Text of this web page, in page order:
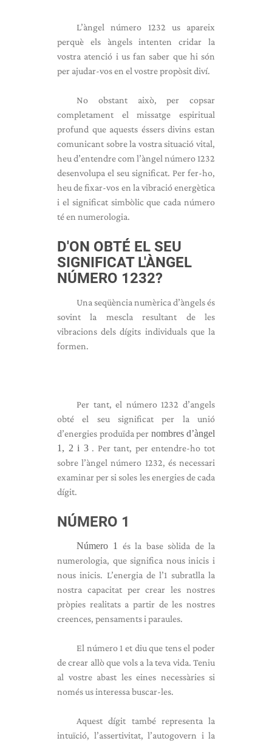
L’àngel número 1232 us apareix
perquè els àngels intenten cridar la
vostra atenció i us fan saber que hi són
per ajudar-vos en el vostre propòsit diví.
No obstant això, per copsar
completament el missatge espiritual
profund que aquests éssers divins estan
comunicant sobre la vostra situació vital,
heu d’entendre com l’àngel número 1232
desenvolupa el seu significat. Per fer-ho,
heu de fixar-vos en la vibració energètica
i el significat simbòlic que cada número
té en numerologia.
D'ON OBTÉ EL SEU
SIGNIFICAT L'ÀNGEL
NÚMERO 1232?
Una seqüència numèrica d’àngels és
sovint la mescla resultant de les
vibracions dels dígits individuals que la
formen.
Per tant, el número 1232 d’angels
obté el seu significat per la unió
d’energies produïda per nombres d’àngel
1, 2 i 3. Per tant, per entendre-ho tot
sobre l’àngel número 1232, és necessari
examinar per si soles les energies de cada
dígit.
NÚMERO 1
Número 1
és la base sòlida de la
numerologia, que significa nous inicis i
nous inicis. L’energia de l’1 subratlla la
nostra capacitat per crear les nostres
pròpies realitats a partir de les nostres
creences, pensaments i paraules.
El número 1 et diu que tens el poder
de crear allò que vols a la teva vida. Teniu
al vostre abast les eines necessàries si
només us interessa buscar-les.
Aquest dígit també representa la
intuïció, l’assertivitat, l’autogovern i la